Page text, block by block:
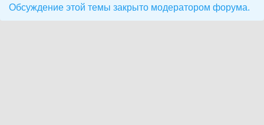
Обсуждение этой темы закрыто модератором форума.